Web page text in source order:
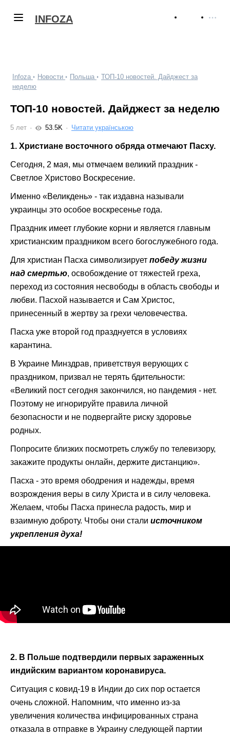
INFOZA
Infoza Новости Польша
ТОП-10 новостей. Дайджест за
неделю
ТОП-10 новостей. Дайджест за неделю
5 лет 53.5K Читати українською
1. Христиане восточного обряда отмечают Пасху.
Сегодня, 2 мая, мы отмечаем великий праздник -
Светлое Христово Воскресение.
Именно «Великдень» - так издавна называли
украинцы это особое воскресенье года.
Праздник имеет глубокие корни и является главным
христианским праздником всего богослужебного года.
Для христиан Пасха символизирует победу жизни
над смертью, освобождение от тяжестей греха,
переход из состояния несвободы в область свободы и
любви. Пасхой называется и Сам Христос,
принесенный в жертву за грехи человечества.
Пасха уже второй год празднуется в условиях
карантина.
В Украине Минздрав, приветствуя верующих с
праздником, призвал не терять бдительности:
«Великий пост сегодня закончился, но пандемия - нет.
Поэтому не игнорируйте правила личной
безопасности и не подвергайте риску здоровье
родных.
Попросите близких посмотреть службу по телевизору,
закажите продукты онлайн, держите дистанцию​​».
Пасха - это время ободрения и надежды, время
возрождения веры в силу Христа и в силу человека.
Желаем, чтобы Пасха принесла радость, мир и
взаимную доброту. Чтобы они стали источником
укрепления духа!
2. В Польше подтвердили первых зараженных
индийским вариантом коронавируса.
Ситуация с ковид-19 в Индии до сих пор остается
очень сложной. Напомним, что именно из-за
увеличения количества инфицированных страна
отказала в отправке в Украину следующей партии